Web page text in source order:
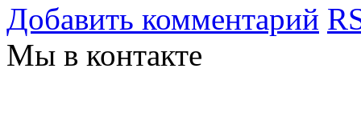
Добавить комментарий
Мы в контакте